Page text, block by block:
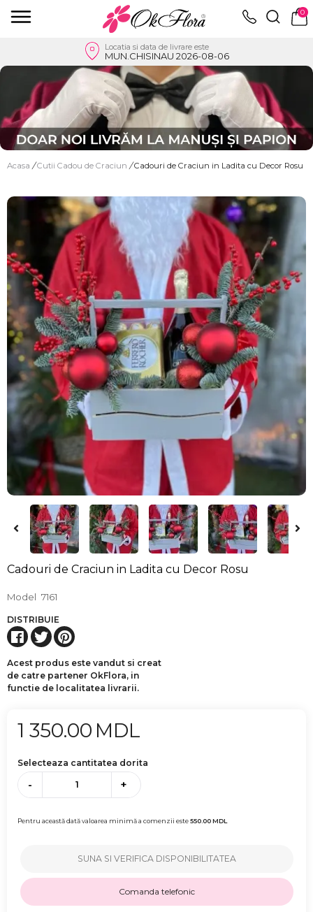
0
Locatia si data de livrare este
MUN.CHISINAU 2026-08-06
Acasa / Cutii Cadou de Craciun / Cadouri de Craciun in Ladita cu Decor Rosu
Cadouri de Craciun in Ladita cu Decor Rosu
Model 7161
DISTRIBUIE
Acest produs este vandut si creat
de catre partener OkFlora, in
functie de localitatea livrarii.
1 350.00 MDL
Selecteaza cantitatea dorita
- +
Pentru această dată valoarea minimă a comenzii este550.00MDL
SUNA SI VERIFICA DISPONIBILITATEA
Comanda telefonic